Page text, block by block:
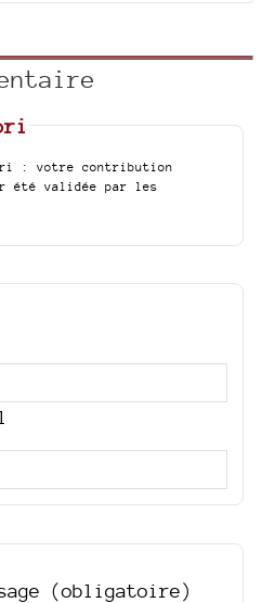
: votre contribution
été validée par les
(obligatoire)